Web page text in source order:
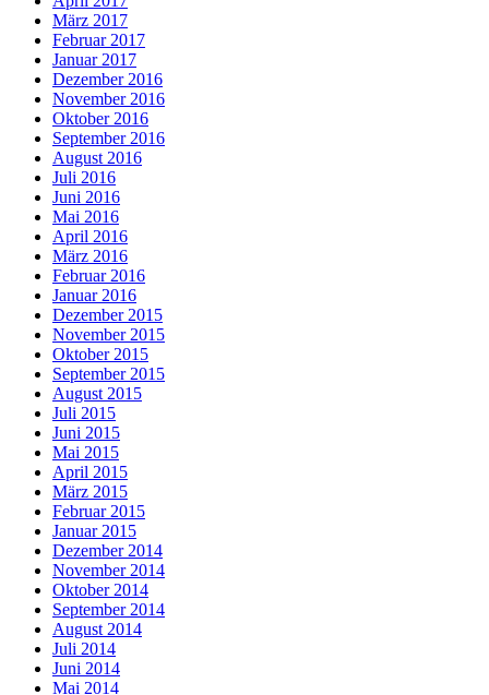
März 2017
Februar 2017
Januar 2017
Dezember 2016
November 2016
Oktober 2016
September 2016
August 2016
Juli 2016
Juni 2016
Mai 2016
April 2016
März 2016
Februar 2016
Januar 2016
Dezember 2015
November 2015
Oktober 2015
September 2015
August 2015
Juli 2015
Juni 2015
Mai 2015
April 2015
März 2015
Februar 2015
Januar 2015
Dezember 2014
November 2014
Oktober 2014
September 2014
August 2014
Juli 2014
Juni 2014
Mai 2014